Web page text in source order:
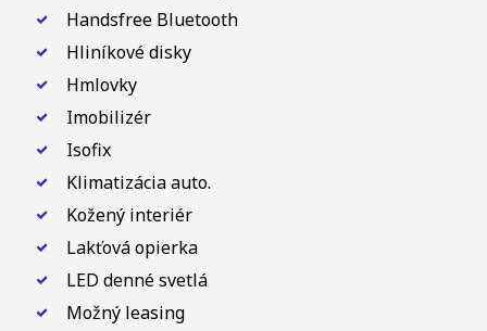
Handsfree Bluetooth
Hliníkové disky
Hmlovky
Imobilizér
Isofix
Klimatizácia auto.
Kožený interiér
Lakťová opierka
LED denné svetlá
Možný leasing